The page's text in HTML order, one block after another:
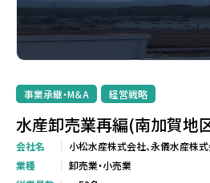
事業承継・M＆A 経営戦略
水産卸売業再編(南加賀地
会社名
小松水産株式会社、永儀水産株
業種
卸売業・小売業